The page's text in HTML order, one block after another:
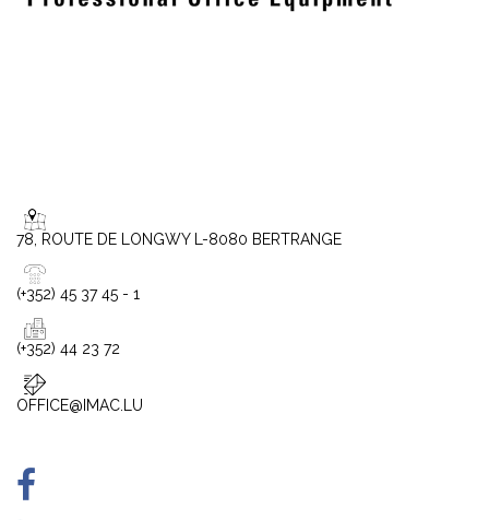
78, ROUTE DE LONGWY L-8080 BERTRANGE
(+352) 45 37 45 - 1
(+352) 44 23 72
OFFICE@IMAC.LU